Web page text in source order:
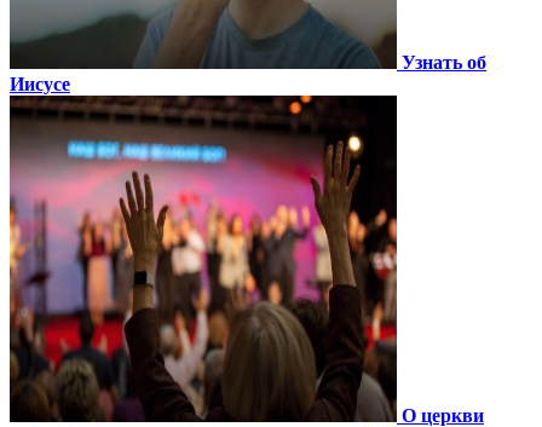
Узнать об
Иисусе
О церкви